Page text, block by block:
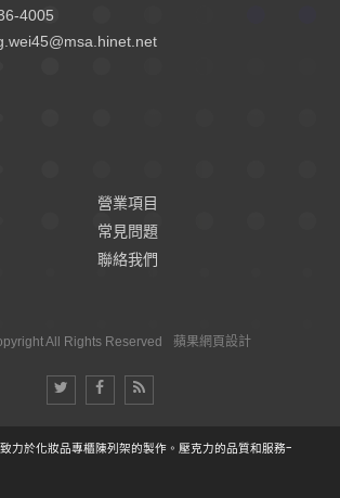
4005
營業項目
常見問題
聯絡我們
All Rights Reserved 蘋果網頁設計
力於化妝品專櫃陳列架的製作。壓克力的品質和服務一直是